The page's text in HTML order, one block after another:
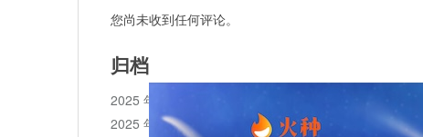
您尚未收到任何评论。
归档
2025 年 11 月
2025 年 10 月